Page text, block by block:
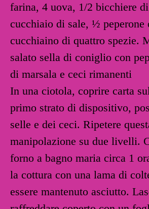
farina, 4 uova, 1/2 bicchiere
cucchiaio di sale, ½ peperone
cucchiaino di quattro spezie.
salato sella di coniglio con
di marsala e ceci rimanenti
In una ciotola, coprire carta
primo strato di dispositivo,
selle e dei ceci. Ripetere
manipolazione su due livelli.
forno a bagno maria circa 1
la cottura con una lama di
essere mantenuto asciutto.